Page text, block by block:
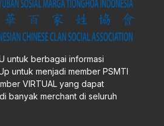
untuk berbagai informasi
untuk menjadi member PSMTI
VIRTUAL yang dapat
banyak merchant di seluruh